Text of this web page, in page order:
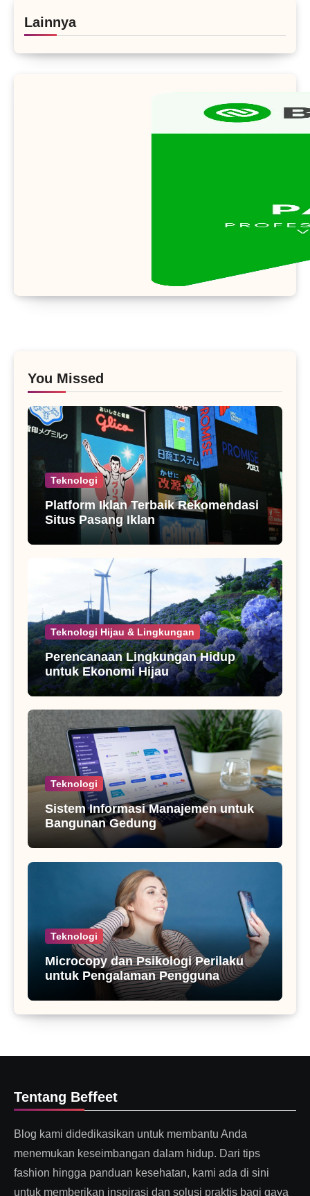
Lainnya
You Missed
Teknologi
Platform Iklan Terbaik Rekomendasi
Situs Pasang Iklan
Teknologi Hijau & Lingkungan
Perencanaan Lingkungan Hidup
untuk Ekonomi Hijau
Teknologi
Sistem Informasi Manajemen untuk
Bangunan Gedung
Teknologi
Microcopy dan Psikologi Perilaku
untuk Pengalaman Pengguna
Tentang Beffeet
Blog kami didedikasikan untuk membantu Anda
menemukan keseimbangan dalam hidup. Dari tips
fashion hingga panduan kesehatan, kami ada di sini
untuk memberikan inspirasi dan solusi praktis bagi gaya